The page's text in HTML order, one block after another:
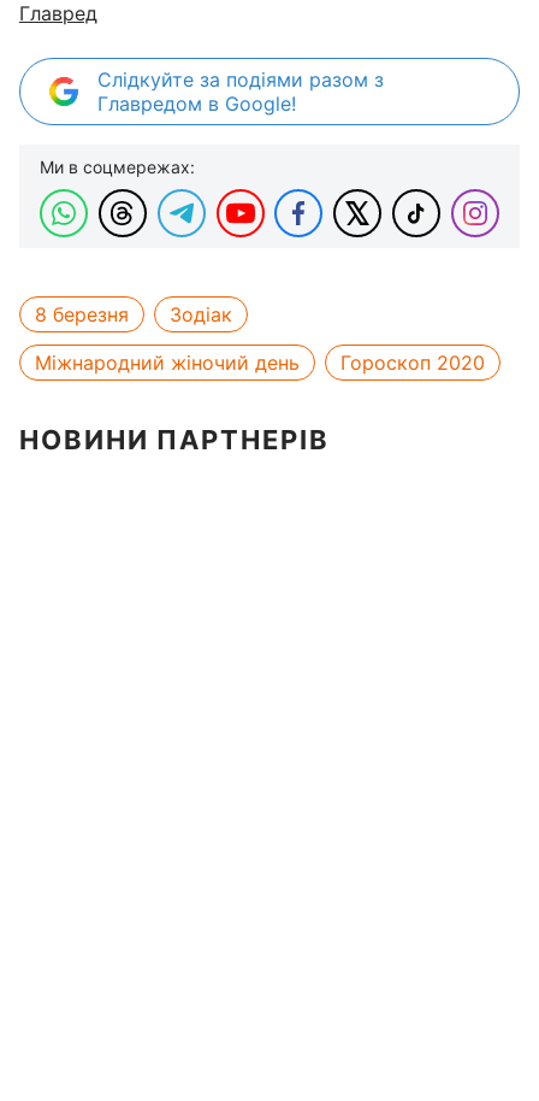
Главред
Слідкуйте за подіями разом з
Главредом в Google!
Ми в соцмережах:
8 березня
Зодіак
Міжнародний жіночий день
Гороскоп 2020
НОВИНИ ПАРТНЕРІВ